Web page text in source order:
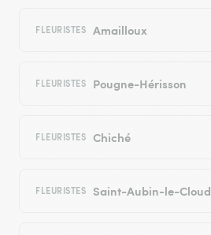
FLEURISTES Amailloux
FLEURISTES Pougne-Hérisson
FLEURISTES Chiché
FLEURISTES Saint-Aubin-le-Cloud